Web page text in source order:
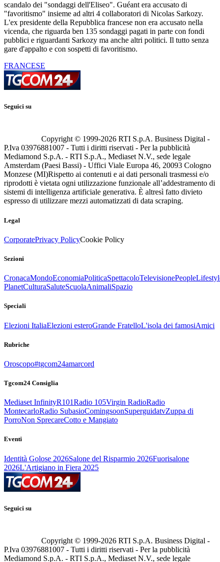
scandalo dei "sondaggi dell'Eliseo". Guéant era accusato di
"favoritismo" insieme ad altri 4 collaboratori di Nicolas Sarkozy.
L'ex presidente della Repubblica francese non era accusato nella
vicenda, che riguarda ben 135 sondaggi pagati in parte con fondi
pubblici e riguardanti Sarkozy ma anche altri politici. Il tutto senza
gare d'appalto e con sospetti di favoritismo.
FRANCESE
Seguici su
Copyright © 1999-2026 RTI S.p.A. Business Digital -
P.Iva 03976881007 - Tutti i diritti riservati - Per la pubblicità
Mediamond S.p.A. - RTI S.p.A., Mediaset N.V., sede legale
Amsterdam (Paesi Bassi) - Uffici Viale Europa 46, 20093 Cologno
Monzese (MI)Rispetto ai contenuti e ai dati personali trasmessi e/o
riprodotti è vietata ogni utilizzazione funzionale all’addestramento di
sistemi di intelligenza artificiale generativa. È altresì fatto divieto
espresso di utilizzare mezzi automatizzati di data scraping.
Legal
CorporatePrivacy PolicyCookie Policy
Sezioni
CronacaMondoEconomiaPoliticaSpettacoloTelevisionePeople
PlanetCulturaSaluteScuolaAnimaliSpazio
Speciali
Elezioni ItaliaElezioni esteroGrande FratelloL'isola dei famosiAmici
Rubriche
Oroscopo#tgcom24amarcord
Tgcom24 Consiglia
Mediaset InfinityR101Radio 105Virgin RadioRadio
MontecarloRadio SubasioComingsoonSuperguidatvZuppa di
PorroNon SprecareCotto e Mangiato
Eventi
Identità Golose 2026Salone del Risparmio 2026Fuorisalone
2026L'Artigiano in Fiera 2025
Seguici su
Copyright © 1999-2026 RTI S.p.A. Business Digital -
P.Iva 03976881007 - Tutti i diritti riservati - Per la pubblicità
Mediamond S.p.A. - RTI S.p.A., Mediaset N.V., sede legale